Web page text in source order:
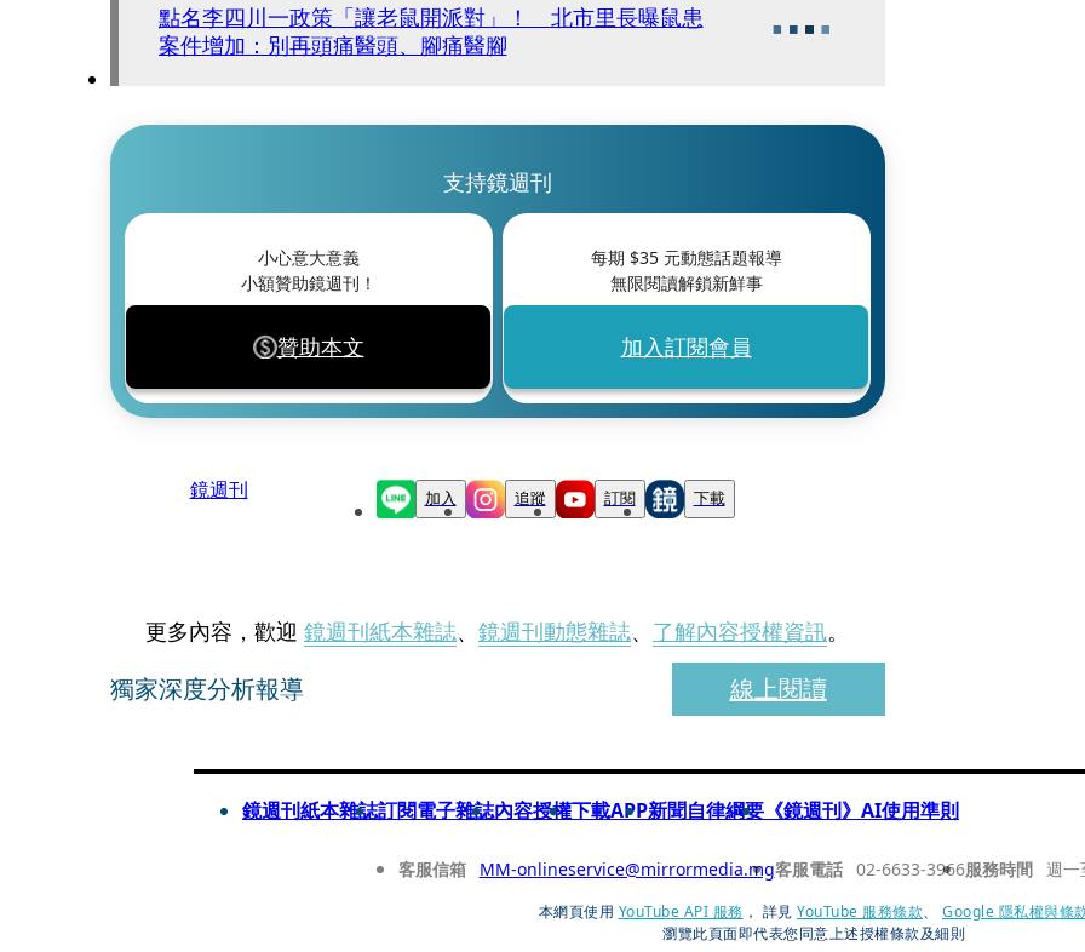
點名李四川一政策「讓老鼠開派對」！ 北市里長曝鼠患
案件增加：別再頭痛醫頭、腳痛醫腳
支持鏡週刊
小心意大意義
小額贊助鏡週刊！
贊助本文
每期 $35元動態話題報導
無限閱讀解鎖新鮮事
加入訂閱會員
鏡週刊 加入 追蹤 訂閱 下載
更多內容，歡迎 鏡週刊紙本雜誌、 鏡週刊動態雜誌、 了解內容授權資訊。
獨家深度分析報導 線上閱讀
鏡週刊紙本雜誌訂閱電子雜誌內容授權下載APP新聞自律綱要 《鏡週刊》AI使用準則
客服信箱 MM-onlineservice@mirrormedia.mg客服電話 02-6633-3966服務時間 週一
本網頁使用 YouTube API 服務 ， 詳見 YouTube 服務條款、
Google 隱私權與條
瀏覽此頁面即代表您同意上述授權條款及細則